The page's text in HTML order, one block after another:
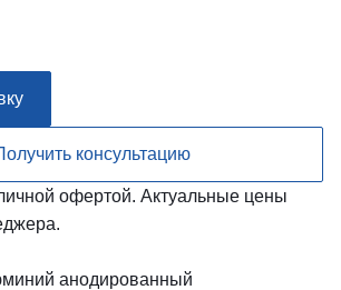
консультацию
офертой. Актуальные цены
анодированный